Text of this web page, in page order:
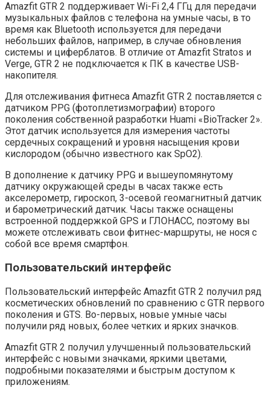
Amazfit GTR 2 поддерживает Wi-Fi 2,4 ГГц для передачи
музыкальных файлов с телефона на умные часы, в то
время как Bluetooth используется для передачи
небольших файлов, например, в случае обновления
системы и циферблатов. В отличие от Amazfit Stratos и
Verge, GTR 2 не подключается к ПК в качестве USB-
накопителя.
Для отслеживания фитнеса Amazfit GTR 2 поставляется с
датчиком PPG (фотоплетизмографии) второго
поколения собственной разработки Huami «BioTracker 2».
Этот датчик используется для измерения частоты
сердечных сокращений и уровня насыщения крови
кислородом (обычно известного как SpO2).
В дополнение к датчику PPG и вышеупомянутому
датчику окружающей среды в часах также есть
акселерометр, гироскоп, 3-осевой геомагнитный датчик
и барометрический датчик. Часы также оснащены
встроенной поддержкой GPS и ГЛОНАСС, поэтому вы
можете отслеживать свои фитнес-маршруты, не нося с
собой все время смартфон.
Пользовательский интерфейс
Пользовательский интерфейс Amazfit GTR 2 получил ряд
косметических обновлений по сравнению с GTR первого
поколения и GTS. Во-первых, новые умные часы
получили ряд новых, более четких и ярких значков.
Amazfit GTR 2 получил улучшенный пользовательский
интерфейс с новыми значками, яркими цветами,
подробными показателями и быстрым доступом к
приложениям.